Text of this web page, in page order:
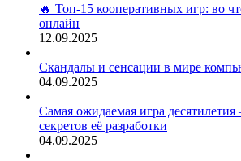
🔥 Топ-15 кооперативных игр: во
онлайн
12.09.2025
Скандалы и сенсации в мире
04.09.2025
Самая ожидаемая игра десятилетия
секретов её разработки
04.09.2025